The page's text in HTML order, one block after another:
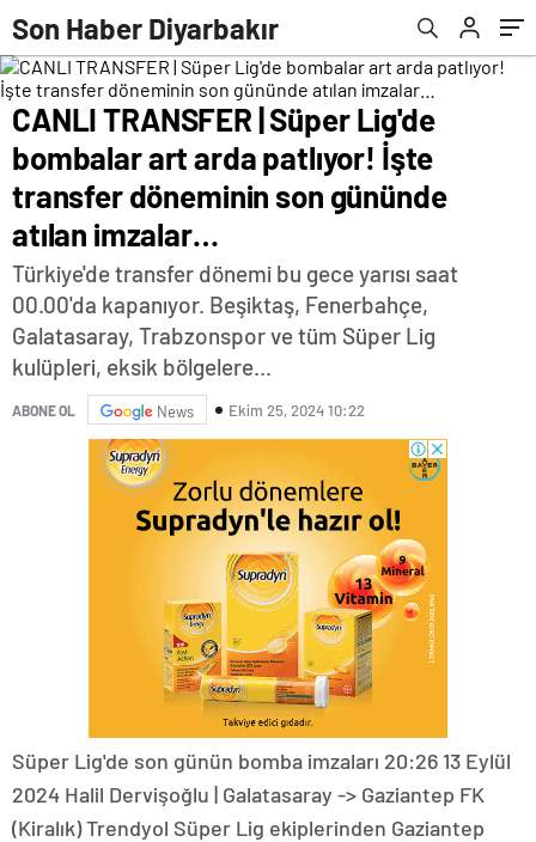
Son Haber Diyarbakır
CANLI TRANSFER | Süper Lig'de
bombalar art arda patlıyor! İşte
transfer döneminin son gününde
atılan imzalar…
Türkiye'de transfer dönemi bu gece yarısı saat
00.00'da kapanıyor. Beşiktaş, Fenerbahçe,
Galatasaray, Trabzonspor ve tüm Süper Lig
kulüpleri, eksik bölgelere...
ABONE OL News Ekim 25, 2024 10:22
Süper Lig'de son günün bomba imzaları 20:26 13 Eylül
2024 Halil Dervişoğlu | Galatasaray -> Gaziantep FK
(Kiralık) Trendyol Süper Lig ekiplerinden Gaziantep